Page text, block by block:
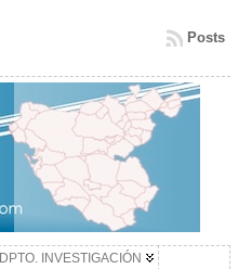
Posts
DPTO. INVESTIGACIÓN